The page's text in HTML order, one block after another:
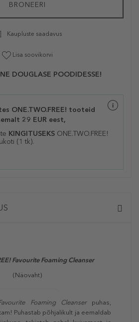
BRONEERI
Kaupluste saadavus
Lisa soovikorvi
DOUGLASE POODIDESSE!
ONE.TWO.FREE! tooteid
29 EUR eest,
KINGITUSEKS ONE.TWO.FREE!
(1 tk).
Favourite Foaming Cleanser
(Näovaht)
Foaming Cleanser
puhas,
Puhastab põhjalikult ja eemaldab